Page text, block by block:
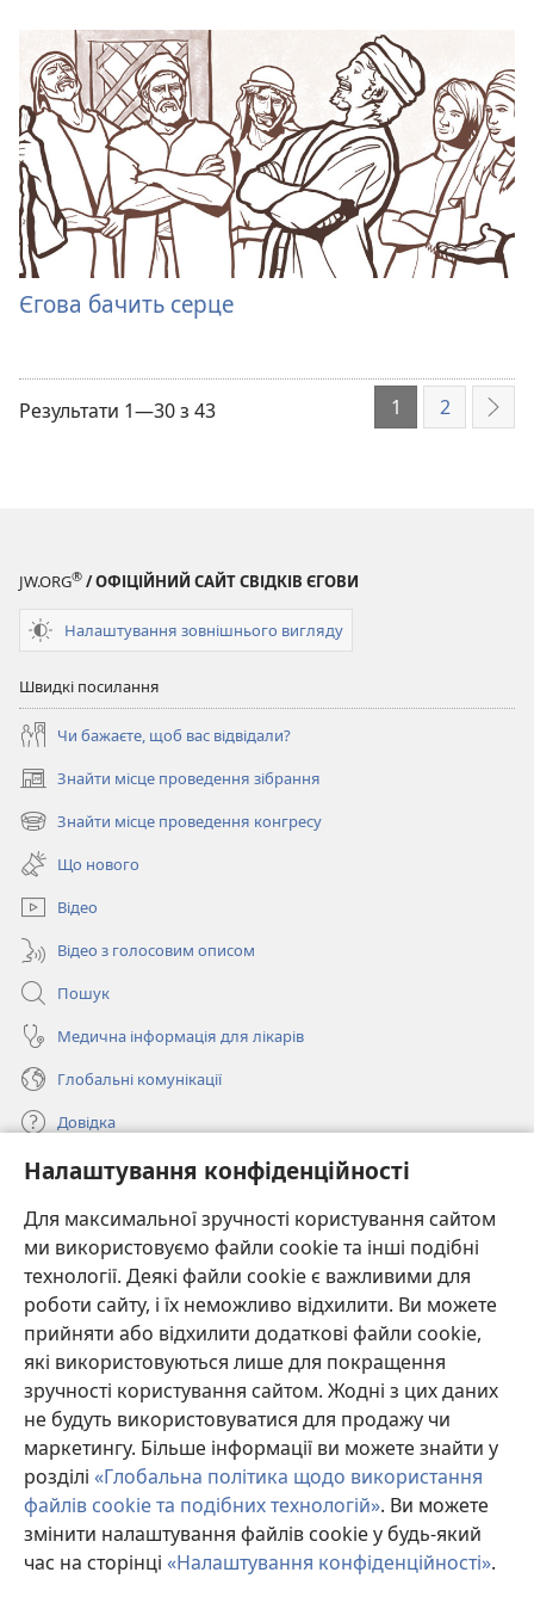
Налаштування конфіденційності
Для максимальної зручності користування сайтом
ми використовуємо файли cookie та інші подібні
технології. Деякі файли cookie є важливими для
роботи сайту, і їх неможливо відхилити. Ви можете
прийняти або відхилити додаткові файли cookie,
які використовуються лише для покращення
зручності користування сайтом. Жодні з цих даних
не будуть використовуватися для продажу чи
маркетингу. Більше інформації ви можете знайти у
розділі «Глобальна політика щодо використання
файлів cookie та подібних технологій». Ви можете
змінити налаштування файлів cookie у будь-який
час на сторінці «Налаштування конфіденційності».
Єгова бачить серце
Результати 1—30 з 43 1 2 Далі
JW.ORG® / ОФІЦІЙНИЙ САЙТ СВІДКІВ ЄГОВИ
Налаштування зовнішнього вигляду
Швидкі посилання
Чи бажаєте, щоб вас відвідали?
Знайти місце проведення зібрання
(відкривається
у
новому
вікні)
Знайти місце проведення конгресу
(відкривається
новому
вікні)
Що нового
Відео
Відео з голосовим описом
Пошук
Медична інформація для лікарів
Глобальні комунікації
Довідка
Пожертви
(відкривається
у
вікні)
ОНЛАЙН-БІБЛІОТЕКА Товариства «Вартова башта»™
(відкривається
у
новому
вікні)
JW Hub ®
(відкривається
у
новомуJW Library
Watchtower Library
Copyright© 2026 Watch Tower Bible and Tract Society of Pennsylvania.
УМОВИ ВИКОРИСТАННЯ|ПОЛІТИКА КОНФІДЕНЦІЙНОСТІ
НАЛАШТУВАННЯ КОНФІДЕНЦІЙНОСТІ